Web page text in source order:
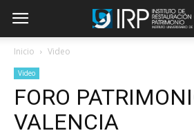
Inicio Video
Video
FORO
VALENCIA